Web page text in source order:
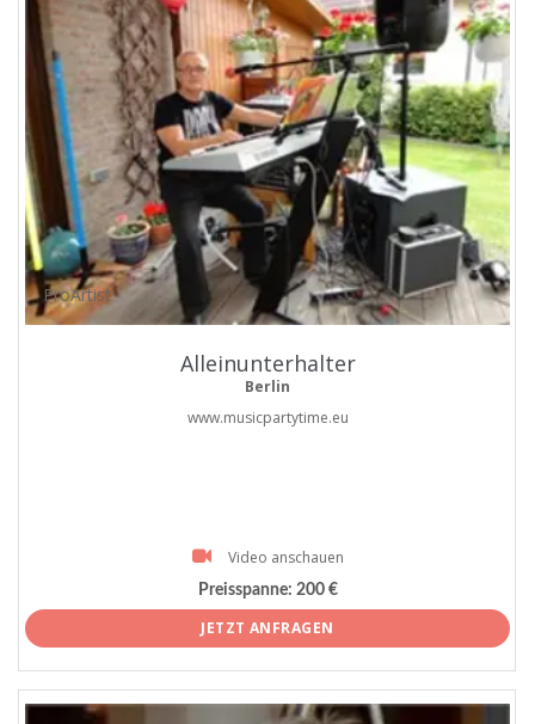
ProArtist
Alleinunterhalter
Berlin
www.musicpartytime.eu
Video anschauen
Preisspanne: 200 €
JETZT ANFRAGEN